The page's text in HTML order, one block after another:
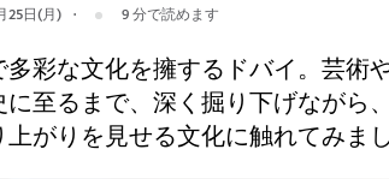
25日(月) 9分で読めます
多彩な文化を擁するドバイ。芸術
に至るまで、深く掘り下げながら
がりを見せる文化に触れてみまし